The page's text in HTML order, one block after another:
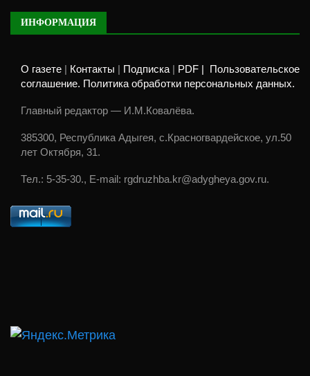
ИНФОРМАЦИЯ
О газете Контакты Подписка PDF |
Пользовательское
соглашение. Политика обработки персональных данных.
Главный редактор — И.М.Ковалёва.
385300, Республика Адыгея, с.Красногвардейское, ул.50
лет Октября, 31.
Тел.: 5-35-30., E-mail: rgdruzhba.kr@adygheya.gov.ru.